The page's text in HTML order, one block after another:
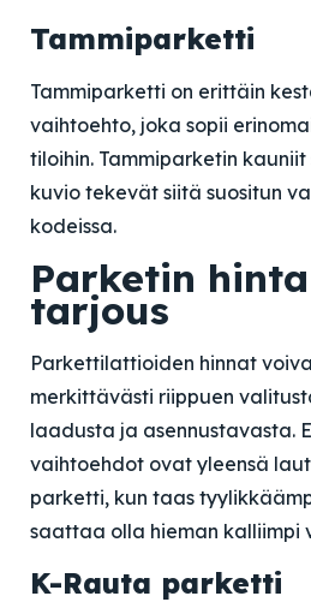
Tammiparketti
Tammiparketti on erittäin
vaihtoehto, joka sopii
tiloihin. Tammiparketin
kuvio tekevät siitä suositun
kodeissa.
Parketin
tarjous
Parkettilattioiden hinnat
merkittävästi riippuen
laadusta ja asennustavasta.
vaihtoehdot ovat yleensä
parketti, kun taas
saattaa olla hieman kalliimpi
K-Rauta parketti